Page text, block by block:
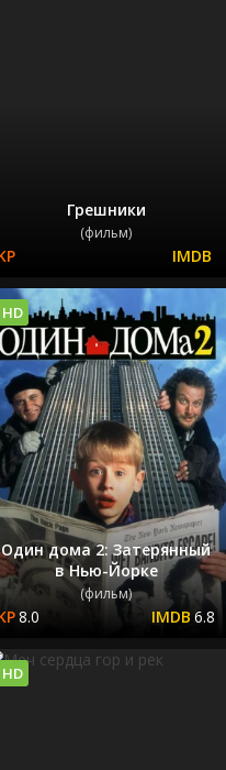
Грешники
(фильм)
Один дома 2: Затерянный
в Нью-Йорке
(фильм)
8.0 6.8
HD
HD